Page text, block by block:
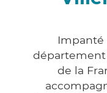
Impanté
de la